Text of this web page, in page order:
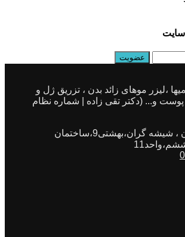
،لیزر موهای زائد بدن ، تزریق ژل و
و... (دکتر تقی زاده | شماره نظام
گیلان ، لاهیجان ، شیشه گران،بهشتی9،ساختمان